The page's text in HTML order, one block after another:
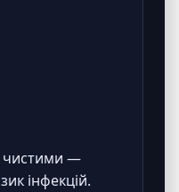
чистими —
інфекцій.